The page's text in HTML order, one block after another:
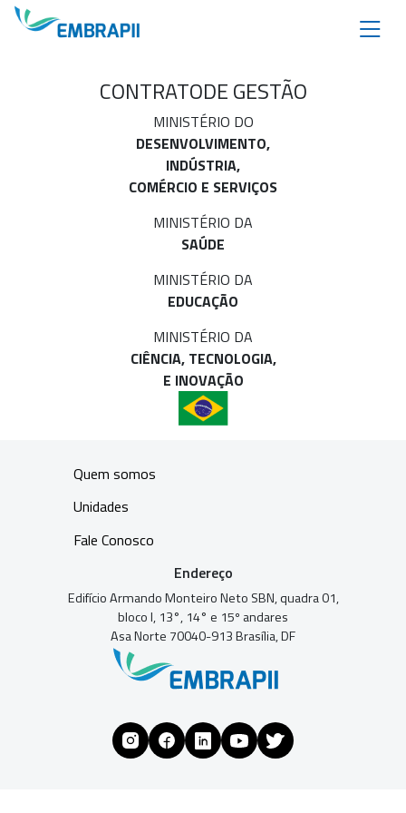
CONTRATODE GESTÃO
MINISTÉRIO DO
DESENVOLVIMENTO,
INDÚSTRIA,
COMÉRCIO E SERVIÇOS
MINISTÉRIO DA
SAÚDE
MINISTÉRIO DA
EDUCAÇÃO
MINISTÉRIO DA
CIÊNCIA, TECNOLOGIA,
E INOVAÇÃO
Quem somos
Unidades
Fale Conosco
Endereço
Edifício Armando Monteiro Neto SBN, quadra 01,
bloco I, 13°, 14° e 15º andares
Asa Norte 70040-913 Brasília, DF